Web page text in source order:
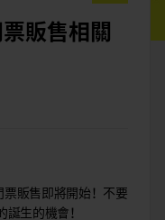
販售相關
票販售即將開始！不要
誕生的機會！